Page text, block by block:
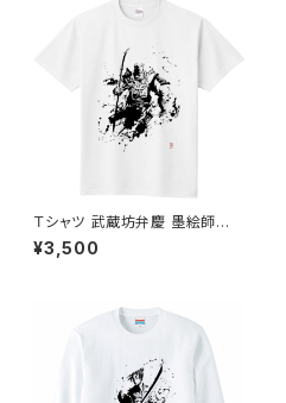
Ｔシャツ 武蔵坊弁慶 墨絵師御
歌頭 デザイン 当店オリジナル
¥3,500